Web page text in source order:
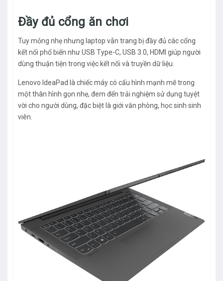
Đầy đủ cổng ăn chơi
Tuy mỏng nhẹ nhưng laptop vẫn trang bị đầy đủ các cổng
kết nối phổ biến như USB Type-C, USB 3.0, HDMI giúp người
dùng thuận tiện trong việc kết nối và truyền dữ liệu.
Lenovo IdeaPad là chiếc máy có cấu hình mạnh mẽ trong
một thân hình gọn nhẹ, đem đến trải nghiệm sử dụng tuyệt
vời cho người dùng, đặc biệt là giới văn phòng, học sinh sinh
viên.